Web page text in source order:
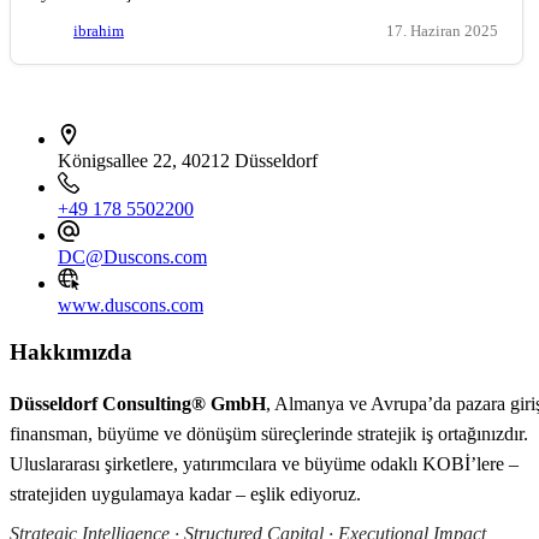
ibrahim 17. Haziran 2025
Königsallee 22, 40212 Düsseldorf
+49 178 5502200
DC@Duscons.com
www.duscons.com
Hakkımızda
Düsseldorf Consulting® GmbH, Almanya ve Avrupa’da pazara
finansman, büyüme ve dönüşüm süreçlerinde stratejik iş ortağınızdır.
Uluslararası şirketlere, yatırımcılara ve büyüme odaklı KOBİ’lere –
stratejiden uygulamaya kadar – eşlik ediyoruz.
Strategic Intelligence · Structured Capital · Executional Impact